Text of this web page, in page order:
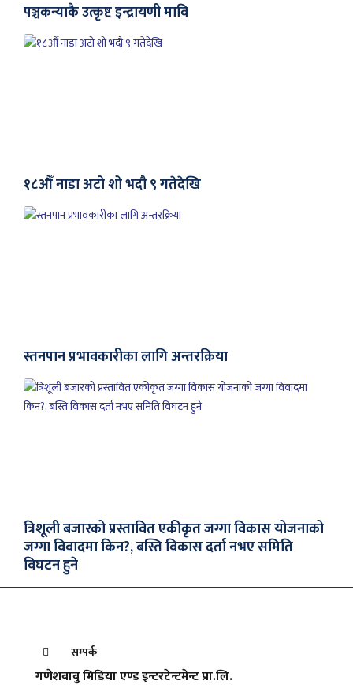
पञ्चकन्याकै उत्कृष्ट इन्द्रायणी मावि
१८औँ नाडा अटो शो भदौ ९ गतेदेखि
स्तनपान प्रभावकारीका लागि अन्तरक्रिया
त्रिशूली बजारको प्रस्तावित एकीकृत जग्गा विकास योजनाको
जग्गा विवादमा किन?, बस्ति विकास दर्ता नभए समिति
विघटन हुने
सम्पर्क
गणेशबाबु मिडिया एण्ड इन्टरटेन्टमेन्ट प्रा.लि.